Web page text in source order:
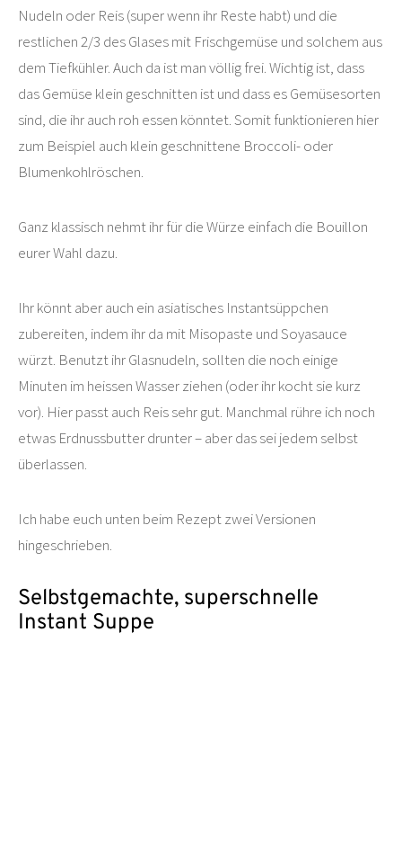
Nudeln oder Reis (super wenn ihr Reste habt) und die
restlichen 2/3 des Glases mit Frischgemüse und solchem aus
dem Tiefkühler. Auch da ist man völlig frei. Wichtig ist, dass
das Gemüse klein geschnitten ist und dass es Gemüsesorten
sind, die ihr auch roh essen könntet. Somit funktionieren hier
zum Beispiel auch klein geschnittene Broccoli- oder
Blumenkohlröschen.
Ganz klassisch nehmt ihr für die Würze einfach die Bouillon
eurer Wahl dazu.
Ihr könnt aber auch ein asiatisches Instantsüppchen
zubereiten, indem ihr da mit Misopaste und Soyasauce
würzt. Benutzt ihr Glasnudeln, sollten die noch einige
Minuten im heissen Wasser ziehen (oder ihr kocht sie kurz
vor). Hier passt auch Reis sehr gut. Manchmal rühre ich noch
etwas Erdnussbutter drunter – aber das sei jedem selbst
überlassen.
Ich habe euch unten beim Rezept zwei Versionen
hingeschrieben.
Selbstgemachte, superschnelle
Instant Suppe